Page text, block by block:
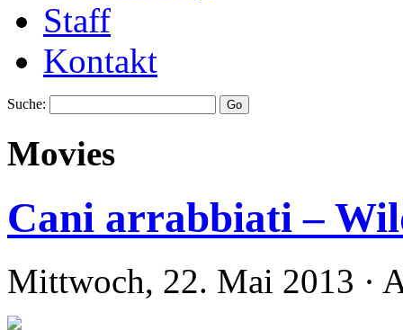
Staff
Kontakt
Suche:
Movies
Cani arrabbiati –
Mittwoch, 22. Mai 2013 ·